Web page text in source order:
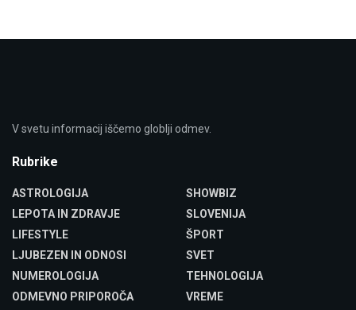
V svetu informacij iščemo globlji odmev.
Rubrike
ASTROLOGIJA
LEPOTA IN ZDRAVJE
LIFESTYLE
LJUBEZEN IN ODNOSI
NUMEROLOGIJA
ODMEVNO PRIPOROČA
SHOWBIZ
SLOVENIJA
ŠPORT
SVET
TEHNOLOGIJA
VREME